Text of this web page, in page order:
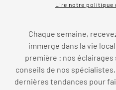
Lire notre politique
Chaque semaine,
immerge dans la vie
première : nos
conseils de nos
dernières tendances pour